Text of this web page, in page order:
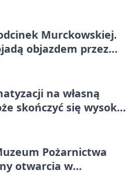
Murckowskiej.
objazdem przez
na własną
skończyć się wysoką
Pożarnictwa
otwarcia w